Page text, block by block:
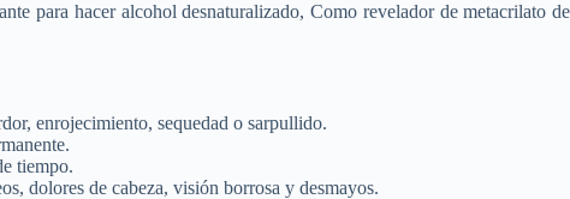
para hacer alcohol desnaturalizado, Como revelador de metacrilato de
enrojecimiento, sequedad o sarpullido.
tiempo.
dolores de cabeza, visión borrosa y desmayos.